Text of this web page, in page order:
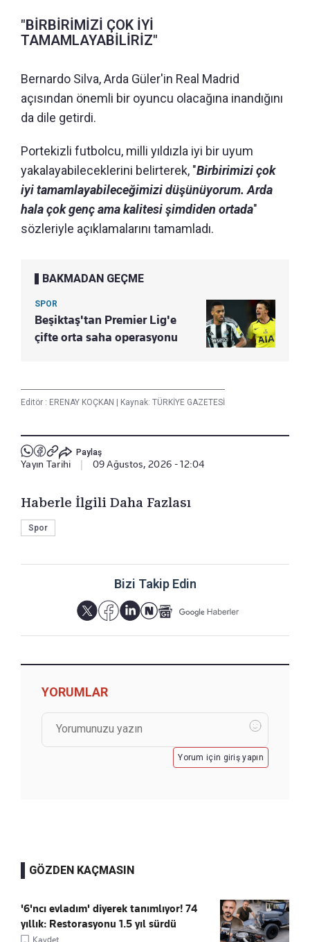
"BİRBİRİMİZİ ÇOK İYİ
TAMAMLAYABİLİRİZ"
Bernardo Silva, Arda Güler'in Real Madrid
açısından önemli bir oyuncu olacağına inandığını
da dile getirdi.
Portekizli futbolcu, milli yıldızla iyi bir uyum
yakalayabileceklerini belirterek, "Birbirimizi çok
iyi tamamlayabileceğimizi düşünüyorum. Arda
hala çok genç ama kalitesi şimdiden ortada"
sözleriyle açıklamalarını tamamladı.
BAKMADAN GEÇME
SPOR
Beşiktaş'tan Premier Lig'e
çifte orta saha operasyonu
Editör : ERENAY KOÇKAN Kaynak: TÜRKİYE GAZETESİ
Paylaş
Yayın Tarihi 09 Ağustos, 2026 - 12:04
Haberle İlgili Daha Fazlası
Spor
Bizi Takip Edin
YORUMLAR
Yorum için giriş yapın
GÖZDEN KAÇMASIN
'6'ncı evladım' diyerek tanımlıyor! 74
yıllık: Restorasyonu 1.5 yıl sürdü
Kaydet